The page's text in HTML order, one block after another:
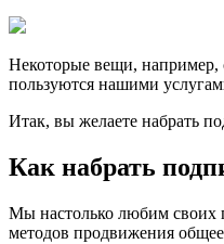
Некоторые вещи, например,
пользуются нашими
Итак, вы желаете набрать
Как набрать
Мы настолько любим своих
методов продвижения общее